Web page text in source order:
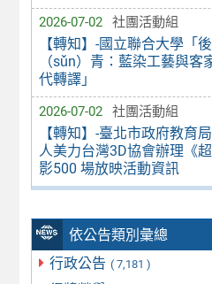
2026-07-02 社團活動組
【轉知】-國立聯合大學「
（sǔn）青：藍染工藝與客
代轉譯」
2026-07-02 社團活動組
【轉知】-臺北市政府教育
人美力台灣3D協會辦理《
影500 場放映活動資訊
依公告類別彙總
行政公告 ( 7,181 )